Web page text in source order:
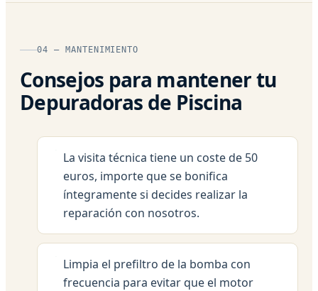
04 — MANTENIMIENTO
Consejos para mantener tu
Depuradoras de Piscina
La visita técnica tiene un coste de 50
euros, importe que se bonifica
íntegramente si decides realizar la
reparación con nosotros.
Limpia el prefiltro de la bomba con
frecuencia para evitar que el motor